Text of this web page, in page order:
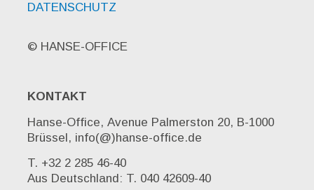
DATENSCHUTZ
© HANSE-OFFICE
KONTAKT
Hanse-Office, Avenue Palmerston 20, B-1000
Brüssel, info(@)hanse-office.de
T. +32 2 285 46-40
Aus Deutschland: T. 040 42609-40